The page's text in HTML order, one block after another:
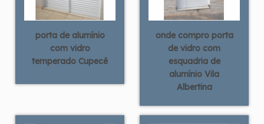
porta de alumínio
com vidro
temperado Cupecê
onde compro porta
de vidro com
esquadria de
alumínio Vila
Albertina